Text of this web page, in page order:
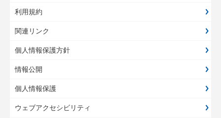
利用規約
関連リンク
個人情報保護方針
情報公開
個人情報保護
ウェブアクセシビリティ